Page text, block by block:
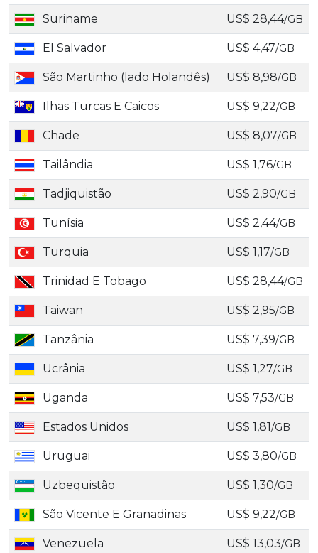
Suriname US$ 28,44/GB
El Salvador US$ 4,47/GB
São Martinho (lado Holandês) US$ 8,98/GB
Ilhas Turcas E Caicos US$ 9,22/GB
Chade US$ 8,07/GB
Tailândia US$ 1,76/GB
Tadjiquistão US$ 2,90/GB
Tunísia US$ 2,44/GB
Turquia US$ 1,17/GB
Trinidad E Tobago US$ 28,44/GB
Taiwan US$ 2,95/GB
Tanzânia US$ 7,39/GB
Ucrânia US$ 1,27/GB
Uganda US$ 7,53/GB
Estados Unidos US$ 1,81/GB
Uruguai US$ 3,80/GB
Uzbequistão US$ 1,30/GB
São Vicente E Granadinas US$ 9,22/GB
Venezuela US$ 13,03/GB